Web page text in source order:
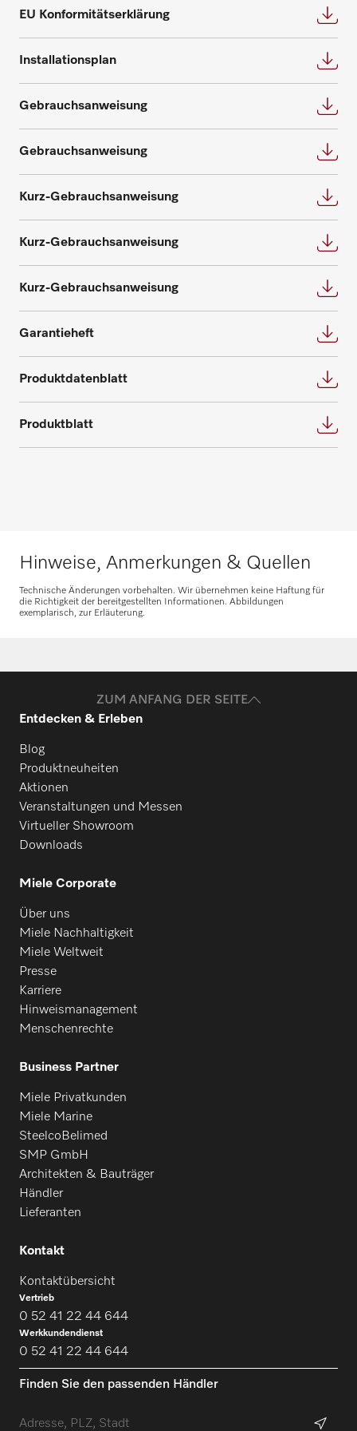
Beratungstermin für eine individuelle
Ersatzteile anfragen
Ersatzteile anfragen
Bedarf und beantworten gerne weitere
Nehmen Sie Kontakt auf
EU Konformitätserklärung
Installationsplan
Gebrauchsanweisung
Gebrauchsanweisung
Kurz-Gebrauchsanweisung
Kurz-Gebrauchsanweisung
Kurz-Gebrauchsanweisung
Garantieheft
Produktdatenblatt
Produktblatt
Hinweise, Anmerkungen & Quellen
Technische Änderungen vorbehalten. Wir übernehmen keine Haftung für
die Richtigkeit der bereitgestellten Informationen. Abbildungen
exemplarisch, zur Erläuterung.
ZUM ANFANG DER SEITE
Entdecken & Erleben
Blog
Produktneuheiten
Aktionen
Veranstaltungen und Messen
Virtueller Showroom
Downloads
Miele Corporate
Über uns
Miele Nachhaltigkeit
Miele Weltweit
Presse
Karriere
Hinweismanagement
Menschenrechte
Business Partner
Miele Privatkunden
Miele Marine
SteelcoBelimed
SMP GmbH
Architekten & Bauträger
Händler
Lieferanten
Kontakt
Kontaktübersicht
Vertrieb
0 52 41 22 44 644
Werkkundendienst
0 52 41 22 44 644
Finden Sie den passenden Händler